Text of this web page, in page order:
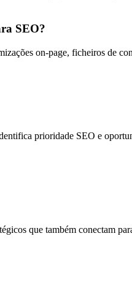
SEO?
on-page, ficheiros de
prioridade SEO e
que também conectam